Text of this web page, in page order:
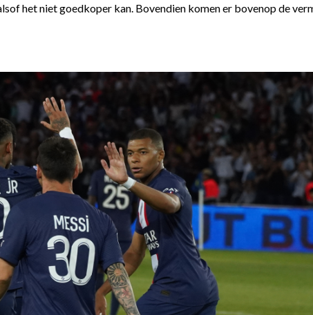
het niet goedkoper kan. Bovendien komen er bovenop de